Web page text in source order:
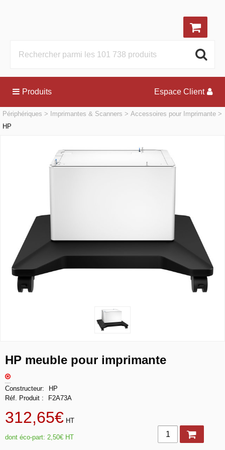
Produits Espace Client
Périphériques Imprimantes & Scanners
Accessoires pour Imprimante
HP
HP meuble pour imprimante
Constructeur
HP
Réf. Produit
F2A73A
312,65€ HT
dont éco-part: 2,50€ HT